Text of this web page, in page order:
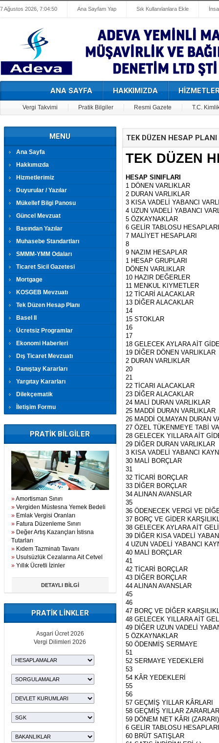
7 Ağustos 2026, 7:04:51 Ana Sayfam Yap Sık Kullanılanlara Ekle
ANA SAYFA HAKKIMIZDA
Vergi Takvimi Pratik Bilgiler Resmi Gazete T.C.
MENU
Ana Sayfa
Hakkımızda
Hizmetlerimiz
Duyurular / Yazılar
Mükellef Bilgi Panosu
Güncel Mevzuat
Basından Yazılar
Muhasebe Standartları
SMMM-YMM Odaları
Ticaret Sicil Gazetesi
Mortgage
KOSGEB Mevzuatı
Tek Düzen Hesap Planı
Basel II
Ücretsiz Programlar
Ekonomi Haberleri
Dış Ticaret Mevzuatı
Danıştay Kararları
Yargıtay Kararları
Dilekçematik
İletişim Formu
PRATİK BİLGİLER
»Amortisman Sınırı
» Vergiden Müstesna Yemek Bedeli
» Emlak Vergisi Oranları
» Fatura Düzenleme Sınırı
» Değer Artış Kazançları İstisna
Tutarları
» Kıdem Tazminatı Tavanı
» Usulsüzlük Cezalarına Ait Cetvel
» Yıllık Ücretli İzinler
DETAYLI BİLGİ
PRATİK LİNKLER
Asgari Ücret 2026
Vergi Dilimleri 2026
TEK DÜZEN HESAP PLANI
TEK DÜZEN
HESAP SINIFLARI
1 DÖNEN VARLIKLAR
2 DURAN VARLIKLAR
3 KISA VADELİ YABANCI
4 UZUN VADELİ YABANCI
5 ÖZKAYNAKLAR
6 GELİR TABLOSU
7 MALİYET HESAPLARI
8
9 NAZIM HESAPLAR
1 HESAP GRUPLARI
DÖNEN VARLIKLAR
10 HAZIR DEĞERLER
11 MENKUL KIYMETLER
12 TİCARİ ALACAKLAR
13 DİĞER ALACAKLAR
14
15 STOKLAR
16
17
18 GELECEK AYLARA AİT
19 DİĞER DÖNEN VARLIKLAR
2 DURAN VARLIKLAR
20
21
22 TİCARI ALACAKLAR
23 DİĞER ALACAKLAR
24 MALİ DURAN VARLIKLAR
25 MADDİ DURAN VARLIKLAR
26 MADDİ OLMAYAN DURAN
27 ÖZEL TÜKENMEYE TABİ
28 GELECEK YILLARA AİT
29 DİĞER DURAN VARLIKLAR
3 KISA VADELİ YABANCI
30 MALİ BORÇLAR
31
32 TİCARİ BORÇLAR
33 DİĞER BORÇLAR
34 ALINAN AVANSLAR
35
36 ÖDENECEK VERGİ VE
37 BORÇ VE GİDER
38 GELECEK AYLARA AİT
39 DİĞER KISA VADELİ
4 UZUN VADELİ YABANCI
40 MALİ BORÇLAR
41
42 TİCARİ BORÇLAR
43 DİĞER BORÇLAR
44 ALINAN AVANSLAR
45
46
47 BORÇ VE DİĞER
48 GELECEK YILLARA AİT
49 DİĞER UZUN VADELİ
5 ÖZKAYNAKLAR
50 ÖDENMİŞ SERMAYE
51
52 SERMAYE YEDEKLERİ
53
54 KÂR YEDEKLERİ
55
56
57 GEÇMİŞ YILLAR KÂRLARI
58 GEÇMİŞ YILLAR
59 DÖNEM NET KÂRI (ZARARI)
6 GELİR TABLOSU
60 BRÜT SATIŞLAR